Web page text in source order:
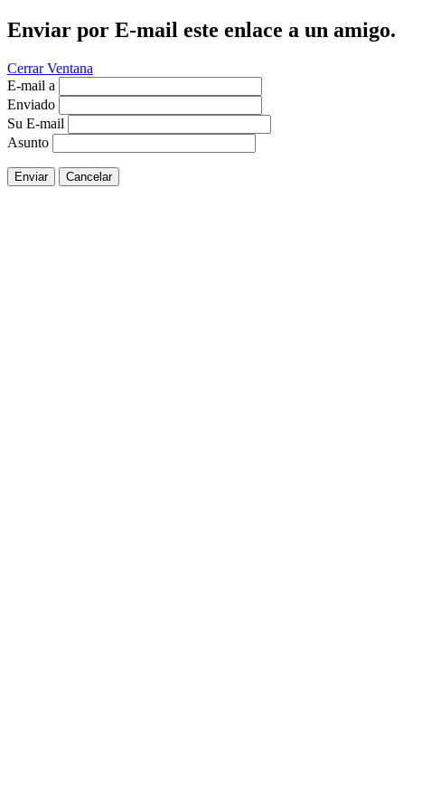
Enviar por E-mail este enlace a un amigo.
Cerrar Ventana
E-mail a
Enviado
Su E-mail
Asunto
Enviar Cancelar